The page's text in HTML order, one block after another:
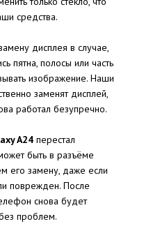
средства.
дисплея в случае,
пятна, полосы или часть
изображение. Наши
заменят дисплей,
работал безупречно.
A24 перестал
быть в разъёме
его замену, даже если
поврежден. После
снова будет
проблем.